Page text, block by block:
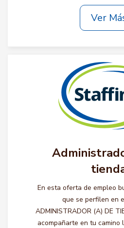
Ver
En esta oferta de empleo
que se perfilen en
ADMINISTRADOR (A) DE
acompañarte en tu camino